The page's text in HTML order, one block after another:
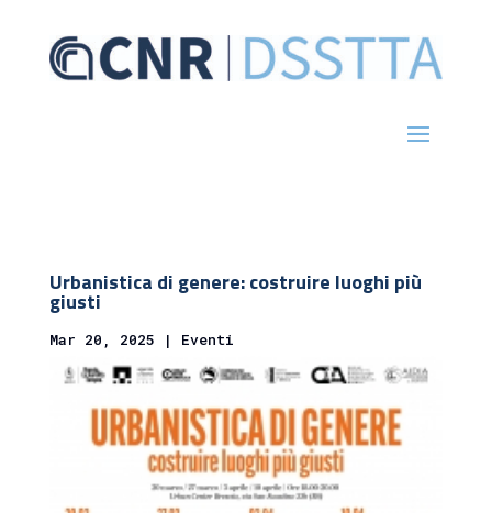
Urbanistica di genere: costruire luoghi più
giusti
Mar 20, 2025 | Eventi